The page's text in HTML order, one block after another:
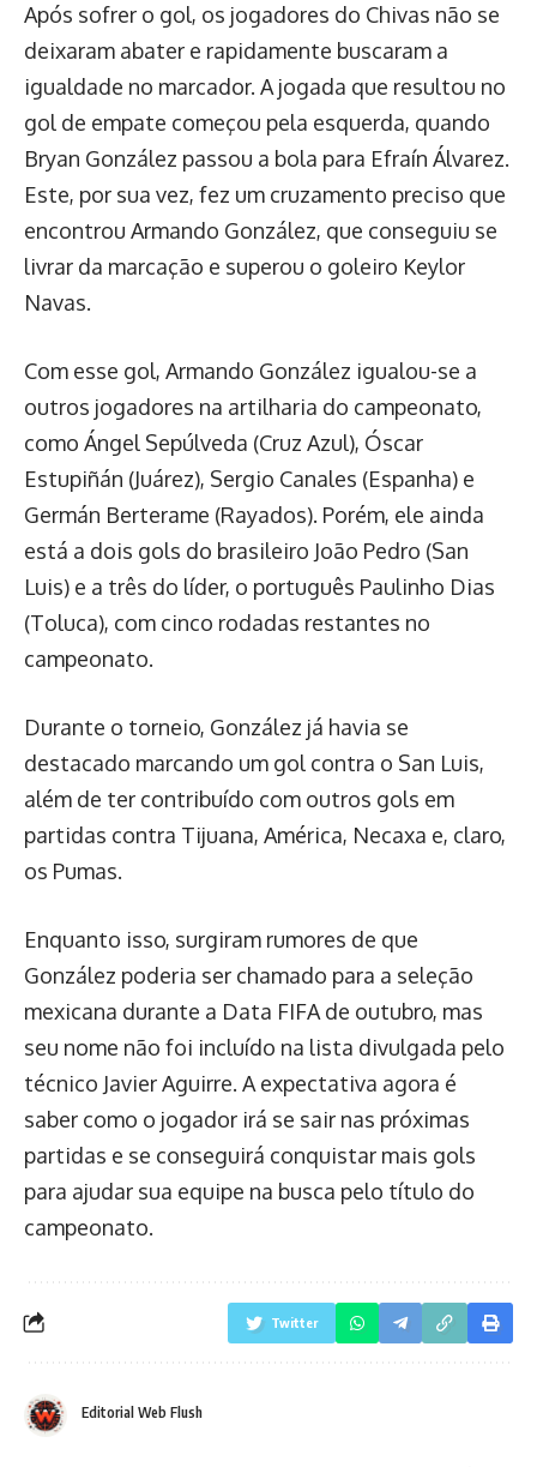
Após sofrer o gol, os jogadores do Chivas não se
deixaram abater e rapidamente buscaram a
igualdade no marcador. A jogada que resultou no
gol de empate começou pela esquerda, quando
Bryan González passou a bola para Efraín Álvarez.
Este, por sua vez, fez um cruzamento preciso que
encontrou Armando González, que conseguiu se
livrar da marcação e superou o goleiro Keylor
Navas.
Com esse gol, Armando González igualou-se a
outros jogadores na artilharia do campeonato,
como Ángel Sepúlveda (Cruz Azul), Óscar
Estupiñán (Juárez), Sergio Canales (Espanha) e
Germán Berterame (Rayados). Porém, ele ainda
está a dois gols do brasileiro João Pedro (San
Luis) e a três do líder, o português Paulinho Dias
(Toluca), com cinco rodadas restantes no
campeonato.
Durante o torneio, González já havia se
destacado marcando um gol contra o San Luis,
além de ter contribuído com outros gols em
partidas contra Tijuana, América, Necaxa e, claro,
os Pumas.
Enquanto isso, surgiram rumores de que
González poderia ser chamado para a seleção
mexicana durante a Data FIFA de outubro, mas
seu nome não foi incluído na lista divulgada pelo
técnico Javier Aguirre. A expectativa agora é
saber como o jogador irá se sair nas próximas
partidas e se conseguirá conquistar mais gols
para ajudar sua equipe na busca pelo título do
campeonato.
Twitter
Editorial Web Flush